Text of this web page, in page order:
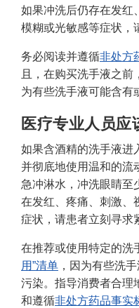
如果冲洗后仍存在发红
模糊或光敏感等症状，
务必阅读并遵循非处方
且，在购买洗手液之前
为有些洗手液可能含有
医疗专业人员应
如果含酒精的洗手液进
并彻底地使用温和的流
急冲淋水，冲洗眼睛至
在发红、疼痛、刺激、
症状，请患者立刻寻求
在推荐或使用特定的洗
用”清单 ，因为有些洗
污染。指导消费者合理
和遵循非处方药品事实